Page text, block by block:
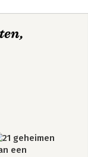
menselijke